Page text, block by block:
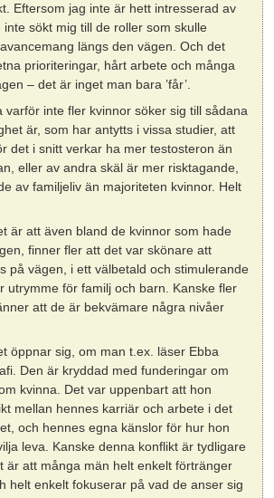
Eftersom jag inte är hett intresserad av
sökt mig till de roller som skulle
längs den vägen. Och det
prioriteringar, hårt arbete och många
– det är inget man bara ’får’.
varför inte fler kvinnor söker sig till sådana
är, som har antytts i vissa studier, att
det i snitt verkar ha mer testosteron än
eller av andra skäl är mer risktagande,
av familjeliv än majoriteten kvinnor. Helt
är att även bland de kvinnor som hade
finner fler att det var skönare att
på vägen, i ett välbetald och stimulerande
utrymme för familj och barn. Kanske fler
att de är bekvämare några nivåer
öppnar sig, om man t.ex. läser Ebba
Den är kryddad med funderingar om
kvinna. Det var uppenbart att hon
mellan hennes karriär och arbete i det
och hennes egna känslor för hur hon
leva. Kanske denna konflikt är tydligare
är att många män helt enkelt förtränger
helt enkelt fokuserar på vad de anser sig